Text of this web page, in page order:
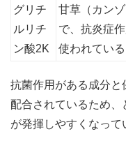
グリチ
ルリチ
ン酸2K
甘草（カン
で、抗炎症
使われている
抗菌作用がある成分と
配合されているため
が発揮しやすくなって